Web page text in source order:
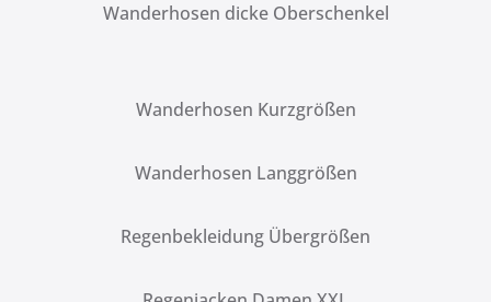
Wanderhosen dicke Oberschenkel
Wanderhosen Kurzgrößen
Wanderhosen Langgrößen
Regenbekleidung Übergrößen